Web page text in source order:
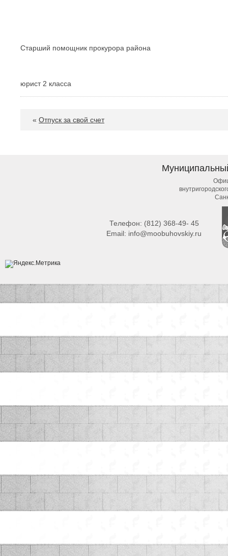
Старший помощник прокурора района
юрист 2 класса А.Р.
« Отпуск за свой счет
Телефон: (812) 368-49- 45
Email: info@moobuhovskiy.ru